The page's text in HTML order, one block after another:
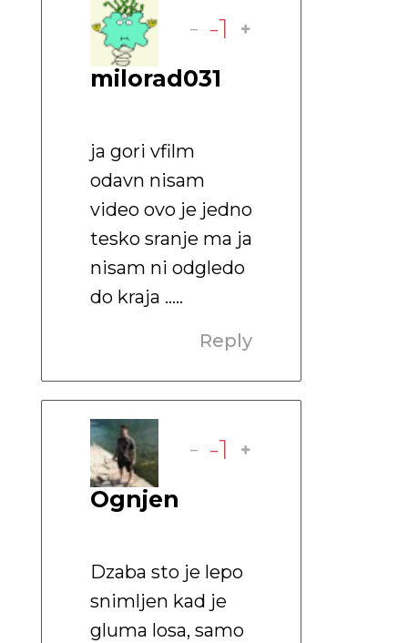
milorad031
- -1
ja gori vfilm
odavn nisam
video ovo je jedno
tesko sranje ma ja
nisam ni odgledo
do kraja …..
Reply
Ognjen
- -1
Dzaba sto je lepo
snimljen kad je
gluma losa, samo